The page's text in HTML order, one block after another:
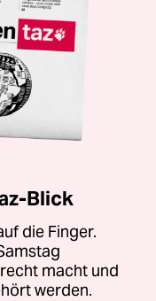
Blick
die Finger.
macht und
werden.